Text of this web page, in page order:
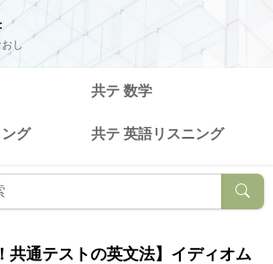
し
共テ 数学
グ 共テ 英語リスニング
共通テストの英文法】イディオム